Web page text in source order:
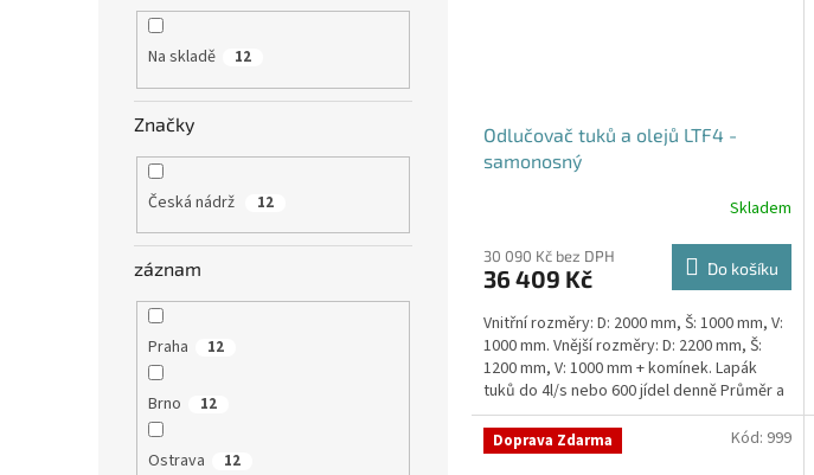
Na skladě 12
Značky
Česká nádrž 12
záznam
Praha 12
Brno 12
Ostrava 12
Odlučovač tuků a olejů LTF4 -
samonosný
Skladem
30 090 Kč bez DPH
36 409 Kč Do košíku
Vnitřní rozměry: D: 2000 mm, Š: 1000 mm, V:
1000 mm. Vnější rozměry: D: 2200 mm, Š:
1200 mm, V: 1000 mm + komínek. Lapák
tuků do 4l/s nebo 600 jídel denně Průměr a
umístění...
Doprava Zdarma Kód: 999